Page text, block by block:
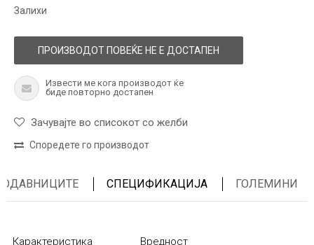
Залихи
ПРОИЗВОДОТ ПОВЕЌЕ НЕ Е ДОСТАПЕН
Извести ме кога производот ќе
биде повторно достапен
Зачувајте во списокот со желби
Споредете го производот
СПЕЦИФИКАЦИЈА ГОЛЕМИНИ
Карактеристика
Вредност